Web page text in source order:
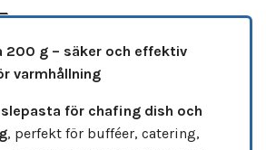
200 g – säker och effektiv
varmhållning
för chafing dish och
, perfekt för bufféer, catering,